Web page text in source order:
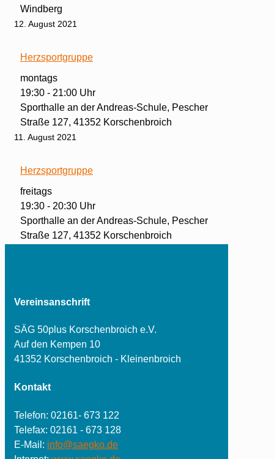
Windberg
12. August 2021
Herzsportgruppe
montags
19:30 - 21:00 Uhr
Sporthalle an der Andreas-Schule, Pescher
Straße 127, 41352 Korschenbroich
11. August 2021
Herzsportgruppe
freitags
19:30 - 20:30 Uhr
Sporthalle an der Andreas-Schule, Pescher
Straße 127, 41352 Korschenbroich
Vereinsanschrift
SÄG 50plus Korschenbroich e.V.
Auf den Kempen 10
41352 Korschenbroich - Kleinenbroich
Kontakt
Telefon: 02161- 673 122
Telefax: 02161 - 673 128
E-Mail: info@saegko.de